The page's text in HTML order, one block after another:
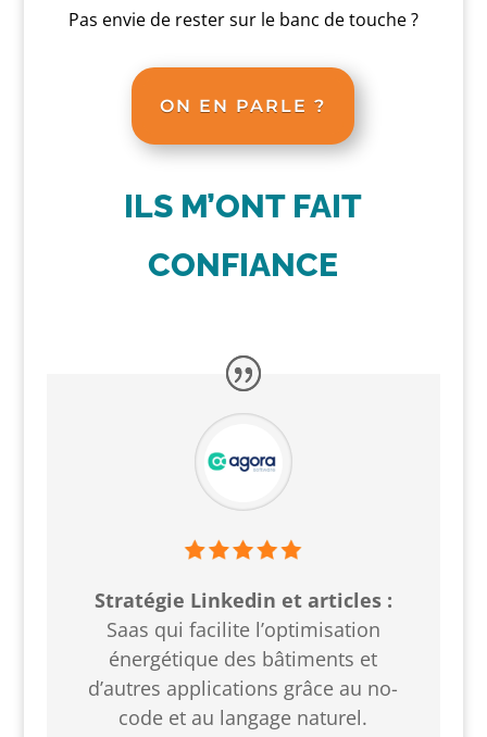
Pas envie de rester sur le banc de touche ?
ON EN PARLE ?
ILS M’ONT FAIT
CONFIANCE
Stratégie Linkedin et articles :
Saas qui facilite l’optimisation
énergétique des bâtiments et
d’autres applications grâce au no-
code et au langage naturel.